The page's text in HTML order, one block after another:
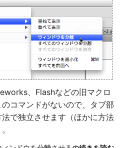
、Flashなどの旧マクロ
コマンドがないので、タブ部
で独立させます（ほかに方法